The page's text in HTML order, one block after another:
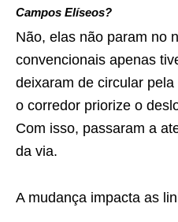
Campos Elíseos?
Não, elas não param no
convencionais apenas
deixaram de circular
o corredor priorize o
Com isso, passaram a
da via.
A mudança impacta as